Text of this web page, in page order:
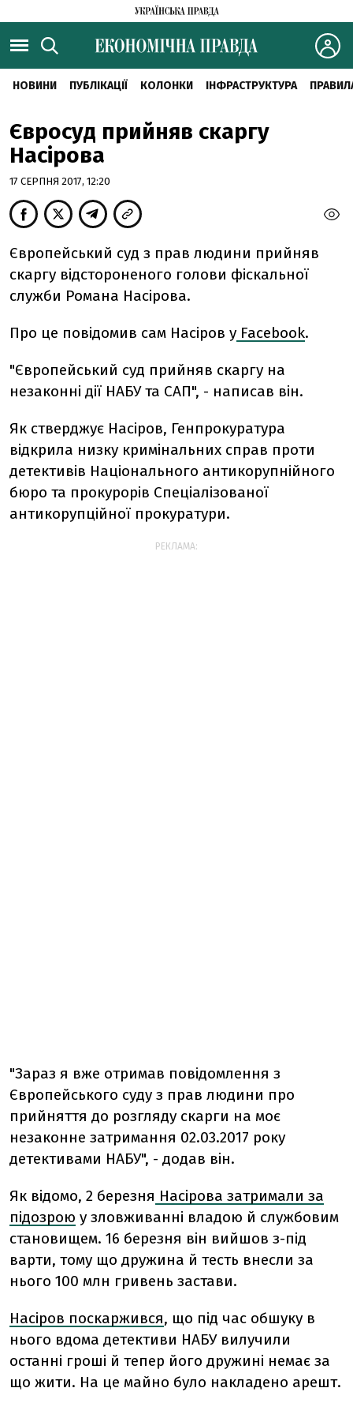
НОВИНИ ПУБЛІКАЦІЇ КОЛОНКИ ІНФРАСТРУКТУРА
Євросуд прийняв скаргу
Насірова
17 СЕРПНЯ 2017, 12:20
Європейський суд з прав людини прийняв
скаргу відстороненого голови фіскальної
служби Романа Насірова.
Про це повідомив сам Насіров у Facebook.
"Європейський суд прийняв скаргу на
незаконні дії НАБУ та САП", - написав він.
Як стверджує Насіров, Генпрокуратура
відкрила низку кримінальних справ проти
детективів Національного антикорупнійного
бюро та прокурорів Спеціалізованої
антикорупційної прокуратури.
РЕКЛАМА:
"Зараз я вже отримав повідомлення з
Європейського суду з прав людини про
прийняття до розгляду скарги на моє
незаконне затримання 02.03.2017 року
детективами НАБУ", - додав він.
Як відомо, 2 березня Насірова затримали за
підозрою у зловживанні владою й службовим
становищем. 16 березня він вийшов з-під
варти, тому що дружина й тесть внесли за
нього 100 млн гривень застави.
Насіров поскаржився, що під час обшуку в
нього вдома детективи НАБУ вилучили
останні гроші й тепер його дружині немає за
що жити. На це майно було накладено арешт.